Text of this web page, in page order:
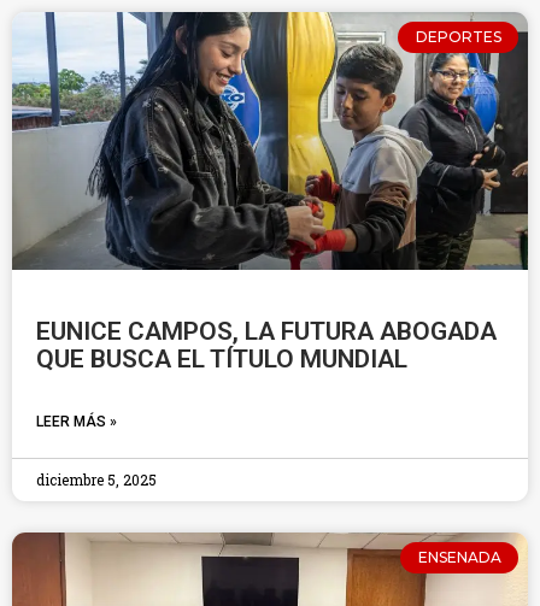
DEPORTES
EUNICE CAMPOS, LA FUTURA ABOGADA
QUE BUSCA EL TÍTULO MUNDIAL
LEER MÁS »
diciembre 5, 2025
ENSENADA